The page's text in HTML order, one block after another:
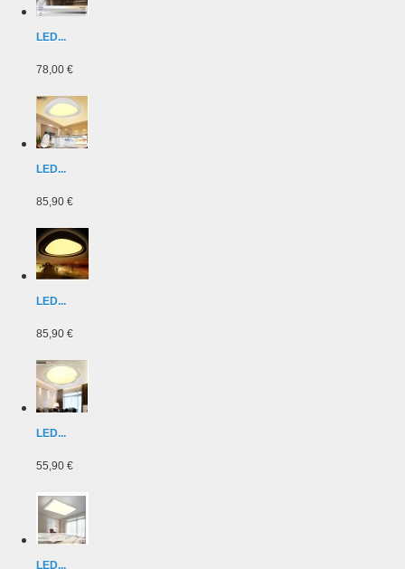
LED...
78,00 €
LED...
85,90 €
LED...
85,90 €
LED...
55,90 €
LED...